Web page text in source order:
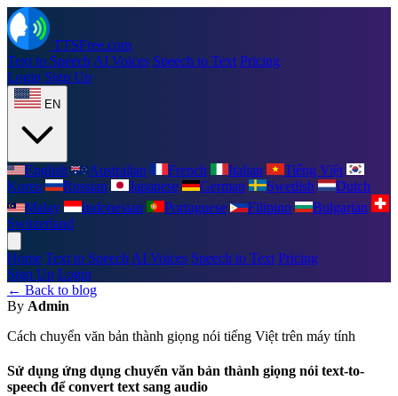
TTSFree.com
Text to Speech AI Voices Speech to Text Pricing
Login Sign Up
EN
English Australian French Italian
Tiếng Việt
Korea
Russian Japanese German Swedish
Dutch
Malay
Indonesian Portuguese Filipino
Bulgarian
Switzerland
Home Text to Speech AI Voices Speech to Text Pricing
Sign Up Login
← Back to blog
By Admin
Cách chuyển văn bản thành giọng nói tiếng Việt trên máy tính
Sử dụng ứng dụng chuyển văn bản thành giọng nói text-to-
speech để convert text sang audio